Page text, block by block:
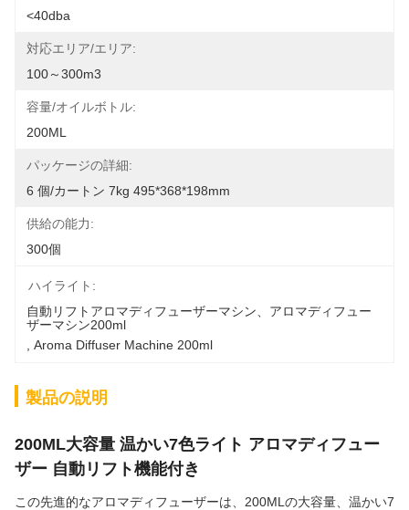
<40dba
対応エリア/エリア:
100～300m3
容量/オイルボトル:
200ML
パッケージの詳細:
6 個/カートン 7kg 495*368*198mm
供給の能力:
300個
ハイライト:
自動リフトアロマディフューザーマシン、アロマディフュー
ザーマシン200ml
Aroma Diffuser Machine 200ml
製品の説明
200ML大容量 温かい7色ライト アロマディフュー
ザー 自動リフト機能付き
この先進的なアロマディフューザーは、200MLの大容量、温かい7